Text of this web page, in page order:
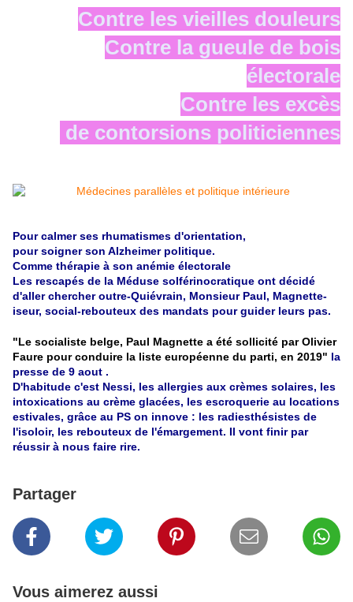
Contre les vieilles douleurs
Contre la gueule de bois
électorale
Contre les excès
de contorsions politiciennes
Pour calmer ses rhumatismes d'orientation,
pour soigner son Alzheimer politique.
Comme thérapie à son anémie électorale
Les rescapés de la Méduse solférinocratique ont décidé
d'aller chercher outre-Quiévrain, Monsieur Paul, Magnette-
iseur, social-rebouteux des mandats pour guider leurs pas.
"Le socialiste belge, Paul Magnette a été sollicité par Olivier
Faure pour conduire la liste européenne du parti, en 2019" la
presse de 9 aout .
D'habitude c'est Nessi, les allergies aux crèmes solaires, les
intoxications au crème glacées, les escroquerie au locations
estivales, grâce au PS on innove : les radiesthésistes de
l'isoloir, les rebouteux de l'émargement. Il vont finir par
réussir à nous faire rire.
Partager
Vous aimerez aussi